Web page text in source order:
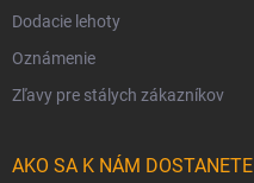
Dodacie lehoty
Oznámenie
Zľavy pre stálych zákazníkov
AKO SA K NÁM DOSTANETE